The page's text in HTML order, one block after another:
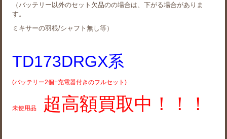
（バッテリー以外のセット欠品のの場合は、下がる場合がありま
す。
ミキサーの羽根/シャフト無し等）
TD173DRGX系
(バッテリー2個+充電器付きのフルセット)
未使用品 超高額買取中！！！